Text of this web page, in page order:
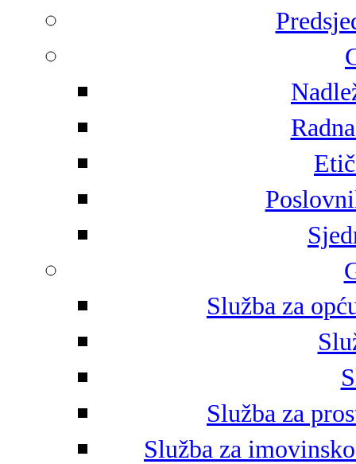
Služba za
Služba za
Služba za